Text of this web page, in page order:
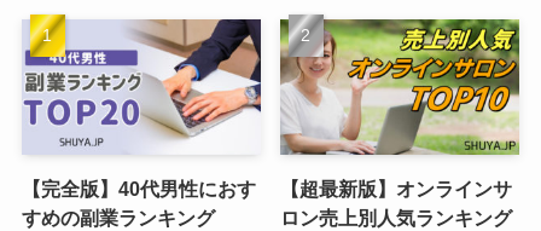
【完全版】40代男性におす
すめの副業ランキング
【超最新版】オンラインサ
ロン売上別人気ランキング